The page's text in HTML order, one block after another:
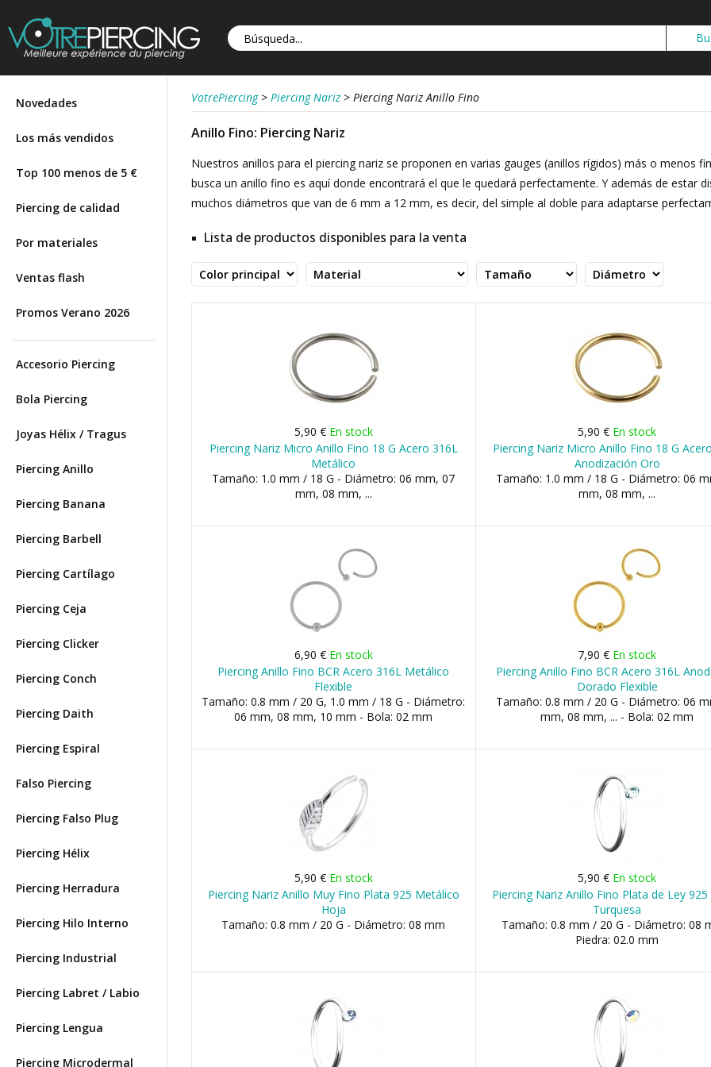
Novedades
Los más vendidos
Top 100 menos de 5 €
Piercing de calidad
Por materiales
Ventas flash
Promos Verano 2026
Accesorio Piercing
Bola Piercing
Joyas Hélix / Tragus
Piercing Anillo
Piercing Banana
Piercing Barbell
Piercing Cartílago
Piercing Ceja
Piercing Clicker
Piercing Conch
Piercing Daith
Piercing Espiral
Falso Piercing
Piercing Falso Plug
Piercing Hélix
Piercing Herradura
Piercing Hilo Interno
Piercing Industrial
Piercing Labret / Labio
Piercing Lengua
Piercing Microdermal
VotrePiercing > Piercing Nariz > Piercing Nariz Anillo Fino
Anillo Fino: Piercing Nariz
Nuestros anillos para el piercing nariz se proponen en varias gauges (anillos rígidos) más o menos
busca un anillo fino es aquí donde encontrará el que le quedará perfectamente. Y además de estar
muchos diámetros que van de 6 mm a 12 mm, es decir, del simple al doble para adaptarse
Lista de productos disponibles para la venta
5,90 € En stock
Piercing Nariz Micro Anillo Fino 18 G Acero 316L
Metálico
Tamaño: 1.0 mm / 18 G - Diámetro: 06 mm, 07
mm, 08 mm, ...
5,90 € En stock
Piercing Nariz Micro Anillo Fino 18 G
Anodización Oro
Tamaño: 1.0 mm / 18 G - Diámetro: 06
mm, 08 mm, ...
6,90 € En stock
Piercing Anillo Fino BCR Acero 316L Metálico
Flexible
Tamaño: 0.8 mm / 20 G, 1.0 mm / 18 G - Diámetro:
06 mm, 08 mm, 10 mm - Bola: 02 mm
7,90 € En stock
Piercing Anillo Fino BCR Acero 316L
Dorado Flexible
Tamaño: 0.8 mm / 20 G - Diámetro: 06
mm, 08 mm, ... - Bola: 02 mm
5,90 € En stock
Piercing Nariz Anillo Muy Fino Plata 925 Metálico
Hoja
Tamaño: 0.8 mm / 20 G - Diámetro: 08 mm
5,90 € En stock
Piercing Nariz Anillo Fino Plata de Ley 925
Turquesa
Tamaño: 0.8 mm / 20 G - Diámetro: 08
Piedra: 02.0 mm